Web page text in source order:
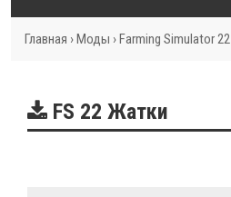
Главная › Моды › Farming Simulator 22
FS 22 Жатки